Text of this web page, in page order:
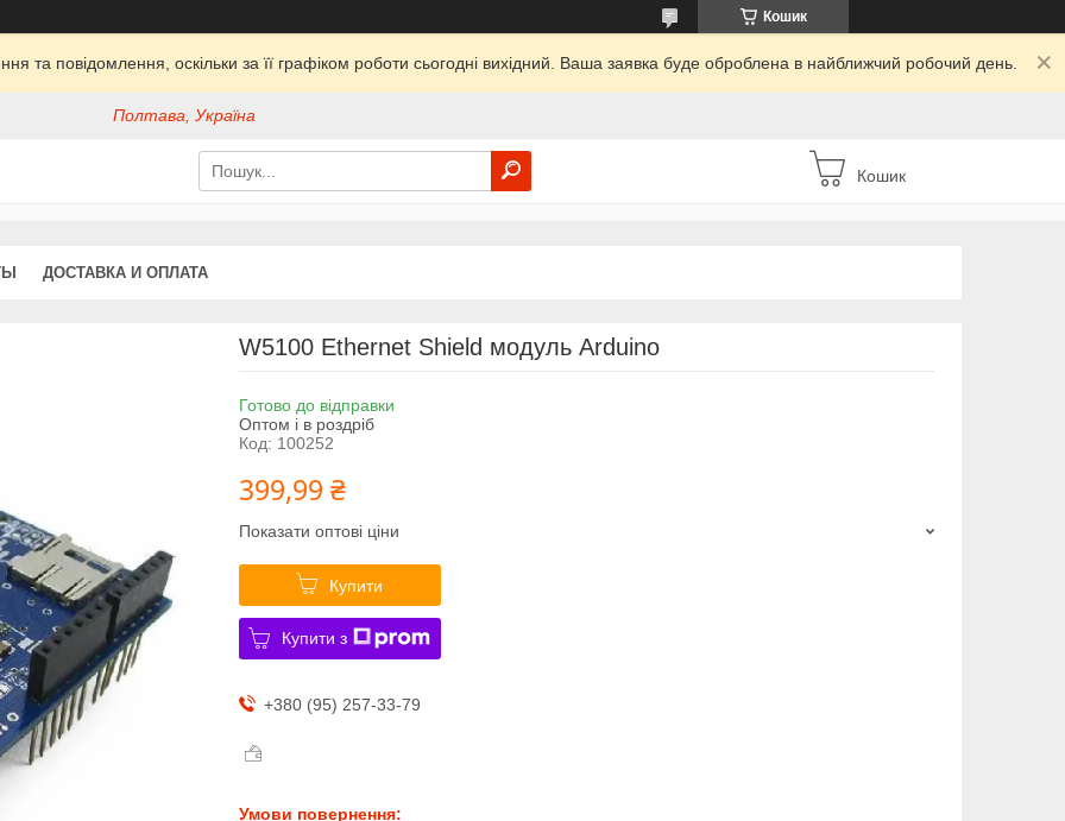
Кошик
та повідомлення, оскільки за її графіком роботи сьогодні вихідний. Ваша заявка буде оброблена в найближчий робочий день.
Полтава, Україна
Кошик
ДОСТАВКА И ОПЛАТА
W5100 Ethernet Shield модуль Arduino
Готово до відправки
Оптом і в роздріб
Код: 100252
399,99 ₴
Показати оптові ціни
Купити
Купити з
+380 (95) 257-33-79